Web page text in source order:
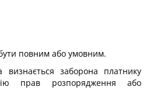
повним або умовним.
заборона платнику
прав розпорядження або